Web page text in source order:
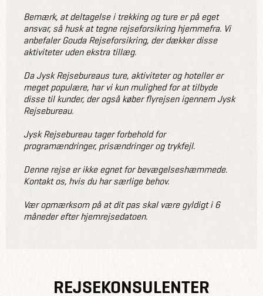
Bemærk, at deltagelse i trekking og ture er på eget
ansvar, så husk at tegne rejseforsikring hjemmefra. Vi
anbefaler Gouda Rejseforsikring, der dækker disse
aktiviteter uden ekstra tillæg.
Da Jysk Rejsebureaus ture, aktiviteter og hoteller er
meget populære, har vi kun mulighed for at tilbyde
disse til kunder, der også køber flyrejsen igennem Jysk
Rejsebureau.
Jysk Rejsebureau tager forbehold for
programændringer, prisændringer og trykfejl.
Denne rejse er ikke egnet for bevægelseshæmmede.
Kontakt os, hvis du har særlige behov.
Vær opmærksom på at dit pas skal være gyldigt i 6
måneder efter hjemrejsedatoen.
REJSEKONSULENTER